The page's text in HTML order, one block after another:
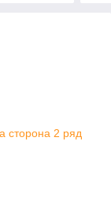
сторона 2 ряд